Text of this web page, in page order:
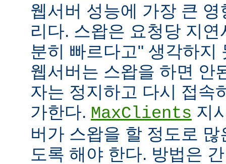
웹서버 성능에 가장 큰
리다. 스왑은 요청당 지
분히 빠르다고" 생각하지
웹서버는 스왑을 하면 안
자는 정지하고 다시 접속
가한다. MaxClients 지
버가 스왑을 할 정도로
도록 해야 한다. 방법은